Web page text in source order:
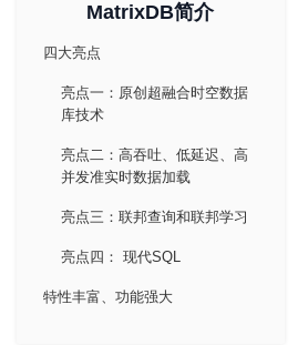
MatrixDB简介
四大亮点
亮点一：原创超融合时空数据
库技术
亮点二：高吞吐、低延迟、高
并发准实时数据加载
亮点三：联邦查询和联邦学习
亮点四： 现代SQL
特性丰富、功能强大